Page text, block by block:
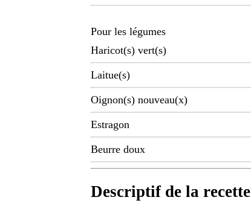
Pour les légumes
Haricot(s) vert(s)
Laitue(s)
Oignon(s) nouveau(x)
Estragon
Beurre doux
Descriptif de la recette